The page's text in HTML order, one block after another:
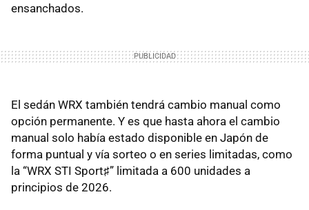
ensanchados.
El sedán WRX también tendrá cambio manual como
opción permanente. Y es que hasta ahora el cambio
manual solo había estado disponible en Japón de
forma puntual y vía sorteo o en series limitadas, como
la “WRX STI Sport♯” limitada a 600 unidades a
principios de 2026.